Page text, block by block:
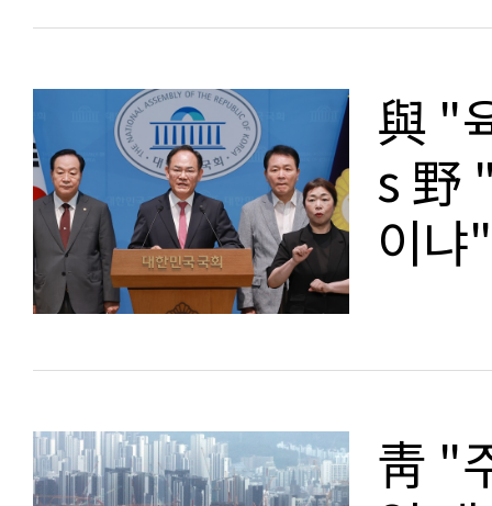
與 "
s 野
이냐"
靑 "